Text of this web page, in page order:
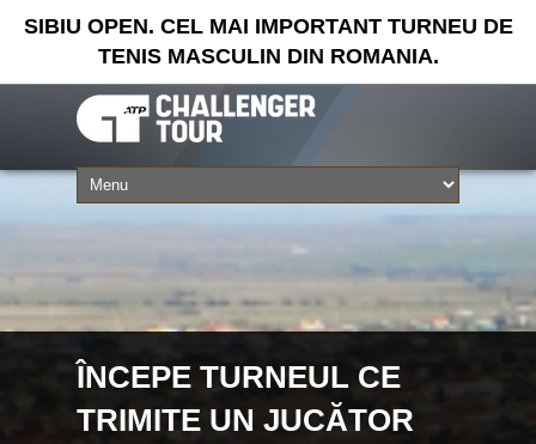
SIBIU OPEN. CEL MAI IMPORTANT TURNEU DE
TENIS MASCULIN DIN ROMANIA.
ÎNCEPE TURNEUL CE
TRIMITE UN JUCĂTOR